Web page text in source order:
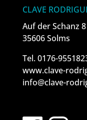
CLAVE
Auf der Schanz 8
35606 Solms
Tel. 0176-
www.clave-
info@clave-